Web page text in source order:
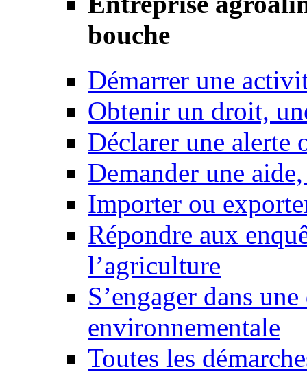
bouche
Démarrer une
Obtenir un droit,
Déclarer une alerte
Demander une
Importer ou
Répondre aux
l’agriculture
S’engager dans
environnementale
Toutes les